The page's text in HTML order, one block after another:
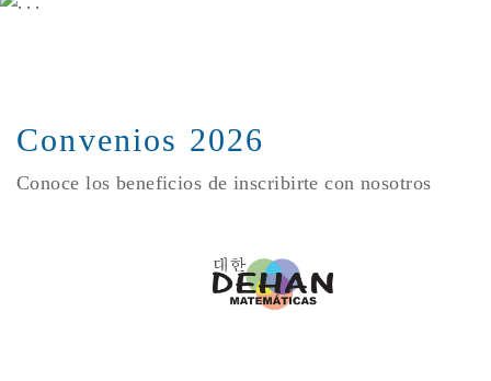
Convenios 2026
Conoce los beneficios de inscribirte con nosotros